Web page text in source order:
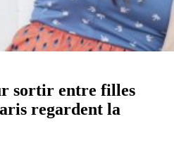
sortir entre filles
regardent la